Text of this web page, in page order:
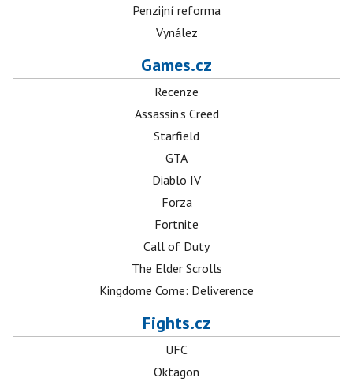
Penzijní reforma
Vynález
Games.cz
Recenze
Assassin's Creed
Starfield
GTA
Diablo IV
Forza
Fortnite
Call of Duty
The Elder Scrolls
Kingdome Come: Deliverence
Fights.cz
UFC
Oktagon